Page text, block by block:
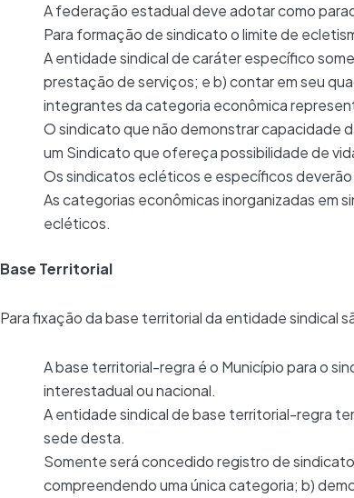
A federação estadual deve adotar como
Para formação de sindicato o limite de
A entidade sindical de caráter específico
prestação de serviços; e b) contar em seu
integrantes da categoria econômica
O sindicato que não demonstrar capacidade
um Sindicato que ofereça possibilidade de
Os sindicatos ecléticos e específicos
As categorias econômicas inorganizadas
ecléticos.
Base Territorial
Para fixação da base territorial da entidade sindical
A base territorial-regra é o Município para o
interestadual ou nacional.
A entidade sindical de base territorial-regra
sede desta.
Somente será concedido registro de
compreendendo uma única categoria; b)